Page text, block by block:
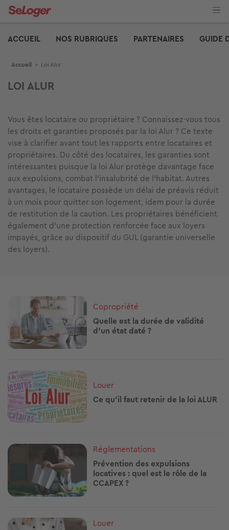
Aller
ACCUEIL
NOS RUBRIQUES PARTENAIRES GUIDE
Fil d'Ariane
Accueil > Loi Alur
LOI ALUR
Vous êtes locataire ou propriétaire ? Connaissez-vous tous
les droits et garanties proposés par la loi Alur ? Ce texte
vise à clarifier avant tout les rapports entre locataires et
propriétaires. Du côté des locataires, les garanties sont
intéressantes puisque la loi Alur protège davantage face
aux expulsions, combat l’insalubrité de l’habitat. Autres
avantages, le locataire possède un délai de préavis réduit
à un mois pour quitter son logement, idem pour la durée
de restitution de la caution. Les propriétaires bénéficient
également d’une protection renforcée face aux loyers
impayés, grâce au dispositif du GUL (garantie universelle
des loyers).
Copropriété
Quelle est la durée de validité
d’un état daté ?
Image
Louer
Ce qu’il faut retenir de la loi ALUR
Image
Réglementations
Prévention des expulsions
locatives : quel est le rôle de la
CCAPEX ?
Image
Louer